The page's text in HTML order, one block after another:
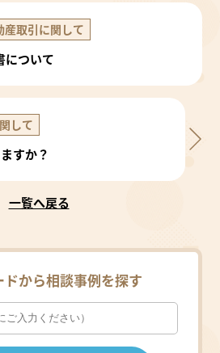
産取引に関して
について
一覧へ戻る
して
すか？
ドから相談事例を探す